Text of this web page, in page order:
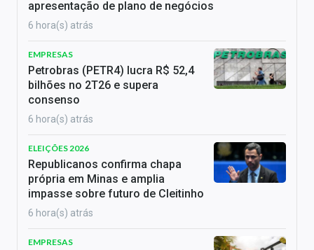
apresentação de plano de negócios
6 hora(s) atrás
EMPRESAS
Petrobras (PETR4) lucra R$ 52,4
bilhões no 2T26 e supera
consenso
6 hora(s) atrás
ELEIÇÕES 2026
Republicanos confirma chapa
própria em Minas e amplia
impasse sobre futuro de Cleitinho
6 hora(s) atrás
EMPRESAS